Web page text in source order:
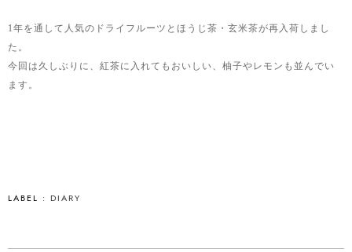
1年を通して人気のドライフルーツとほうじ茶・玄米茶が再入荷しまし
た。
今回は久しぶりに、紅茶に入れてもおいしい、柚子やレモンも並んでい
ます。
LABEL : DIARY